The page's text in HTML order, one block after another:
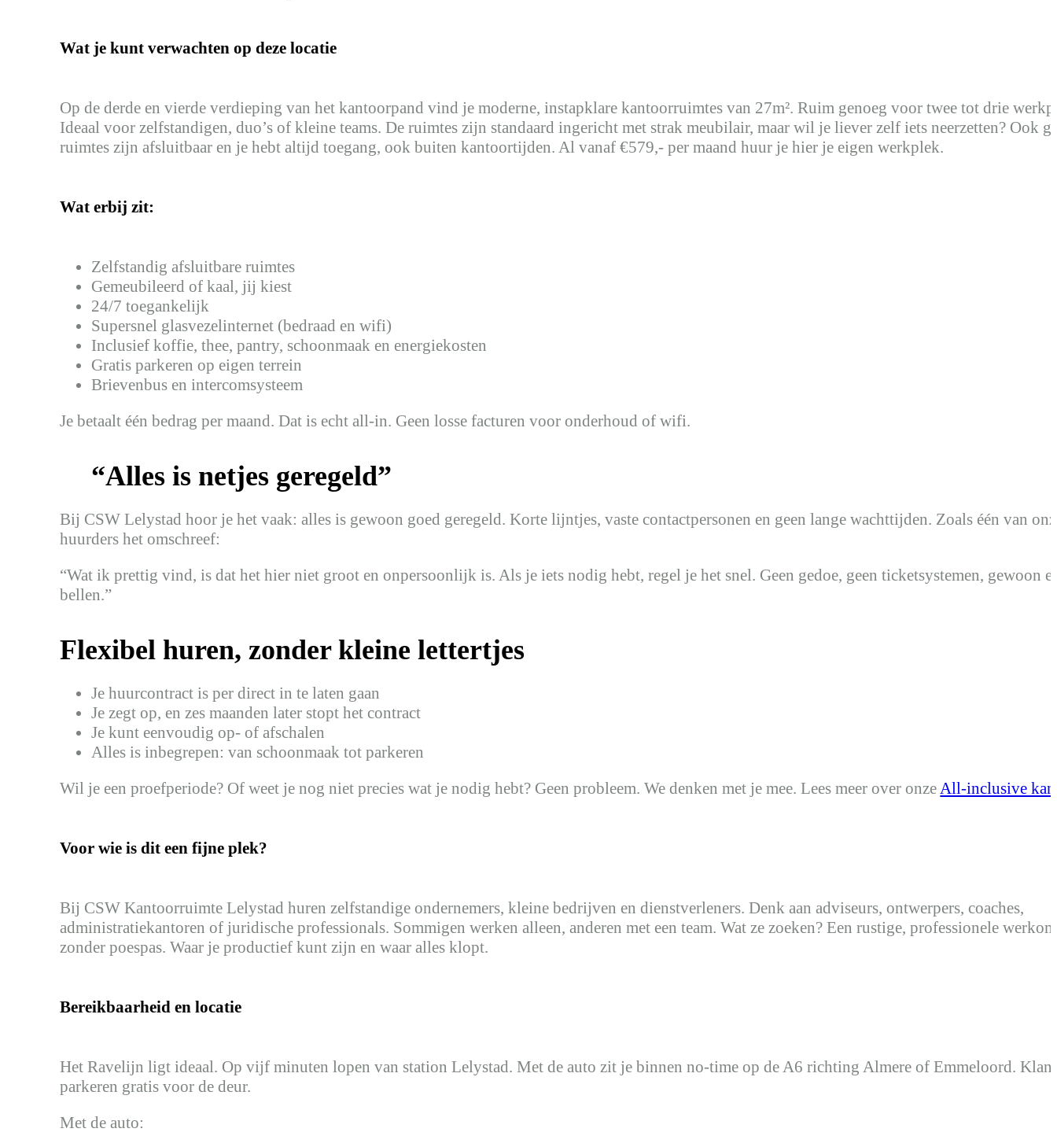
Wat je kunt verwachten op deze locatie
Op de derde en vierde verdieping van het kantoorpand vind je moderne, instapklare kantoorruimtes van 27m². Ruim genoeg voor twee tot drie
Ideaal voor zelfstandigen, duo’s of kleine teams. De ruimtes zijn standaard ingericht met strak meubilair, maar wil je liever zelf iets neerzetten? Ook
ruimtes zijn afsluitbaar en je hebt altijd toegang, ook buiten kantoortijden. Al vanaf €579,- per maand huur je hier je eigen werkplek.
Wat erbij zit:
Zelfstandig afsluitbare ruimtes
Gemeubileerd of kaal, jij kiest
24/7 toegankelijk
Supersnel glasvezelinternet (bedraad en wifi)
Inclusief koffie, thee, pantry, schoonmaak en energiekosten
Gratis parkeren op eigen terrein
Brievenbus en intercomsysteem
Je betaalt één bedrag per maand. Dat is echt all-in. Geen losse facturen voor onderhoud of wifi.
“Alles is netjes geregeld”
Bij CSW Lelystad hoor je het vaak: alles is gewoon goed geregeld. Korte lijntjes, vaste contactpersonen en geen lange wachttijden. Zoals één van
huurders het omschreef:
“Wat ik prettig vind, is dat het hier niet groot en onpersoonlijk is. Als je iets nodig hebt, regel je het snel. Geen gedoe, geen ticketsystemen, gewoon
bellen.”
Flexibel huren, zonder kleine lettertjes
Je huurcontract is per direct in te laten gaan
Je zegt op, en zes maanden later stopt het contract
Je kunt eenvoudig op- of afschalen
Alles is inbegrepen: van schoonmaak tot parkeren
Wil je een proefperiode? Of weet je nog niet precies wat je nodig hebt? Geen probleem. We denken met je mee. Lees meer over onzeAll-inclusive
Voor wie is dit een fijne plek?
Bij CSW Kantoorruimte Lelystad huren zelfstandige ondernemers, kleine bedrijven en dienstverleners. Denk aan adviseurs, ontwerpers, coaches,
administratiekantoren of juridische professionals. Sommigen werken alleen, anderen met een team. Wat ze zoeken? Een rustige, professionele
zonder poespas. Waar je productief kunt zijn en waar alles klopt.
Bereikbaarheid en locatie
Het Ravelijn ligt ideaal. Op vijf minuten lopen van station Lelystad. Met de auto zit je binnen no-time op de A6 richting Almere of Emmeloord.
parkeren gratis voor de deur.
Met de auto: